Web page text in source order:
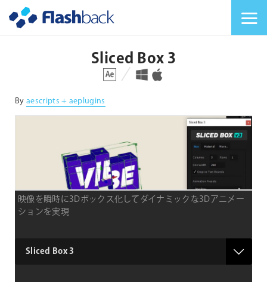
Sliced Box 3
対応プラットフォーム 対応OS
By aescripts + aeplugins
映像を瞬時に3Dボックス化してダイナミックな3Dアニメー
ションを実現
product